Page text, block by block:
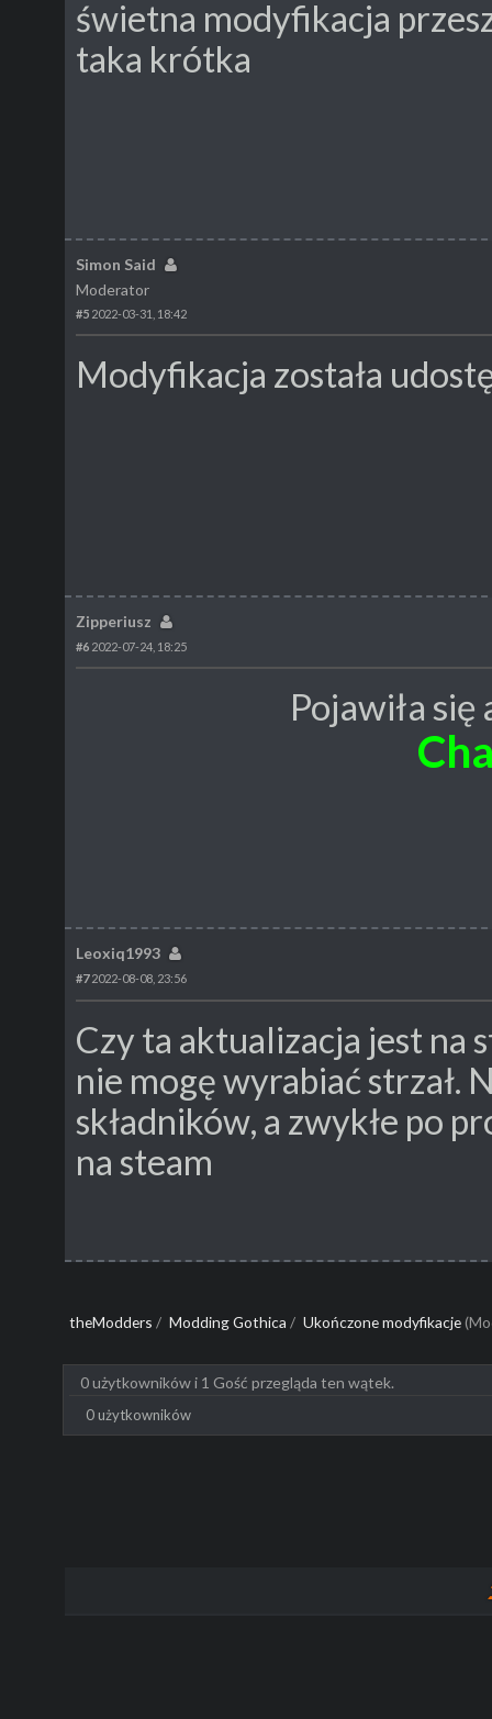
świetna modyfikacja
taka krótka
Simon Said
Moderator
#5 2022-03-31, 18:42
Modyfikacja została
Zipperiusz
#6 2022-07-24, 18:25
Pojawiła
Leoxiq1993
#72022-08-08, 23:56
Czy ta aktualizacja jest na
nie mogę wyrabiać strzał.
składników, a zwykłe po
na steam
theModders / Modding Gothica / Ukończone modyfikacje
0 użytkowników i 1 Gość przegląda ten wątek.
0 użytkowników